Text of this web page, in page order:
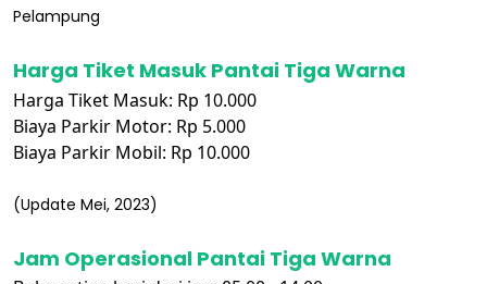
Pelampung
Harga Tiket Masuk Pantai Tiga Warna
Harga Tiket Masuk: Rp 10.000
Biaya Parkir Motor: Rp 5.000
Biaya Parkir Mobil: Rp 10.000
(Update Mei, 2023)
Jam Operasional Pantai Tiga Warna